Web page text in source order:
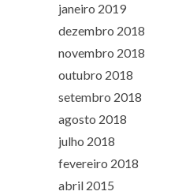
janeiro 2019
dezembro 2018
novembro 2018
outubro 2018
setembro 2018
agosto 2018
julho 2018
fevereiro 2018
abril 2015